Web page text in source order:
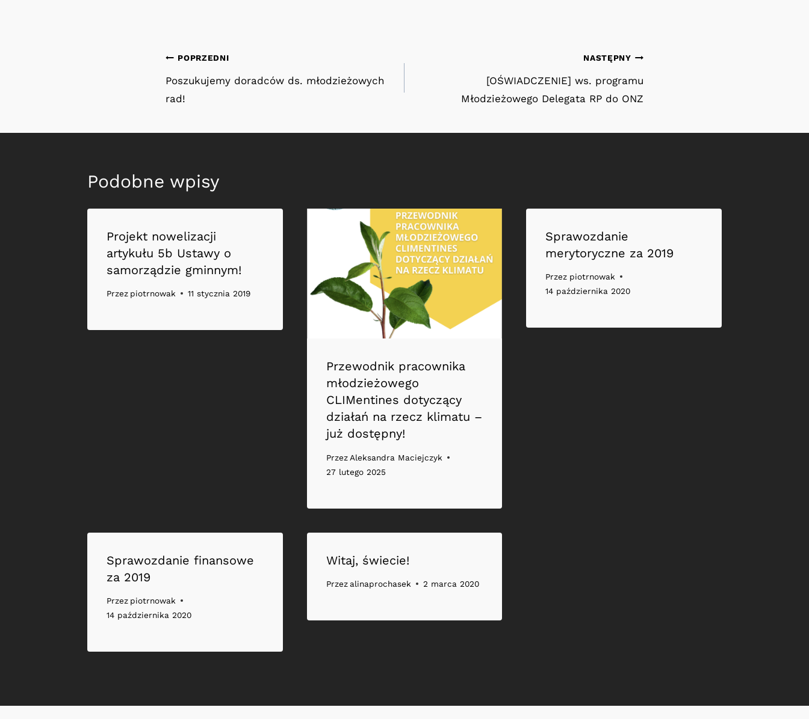
Nawigacja
wpisu
POPRZEDNI
Poszukujemy doradców ds. młodzieżowych
rad!
NASTĘPNY
[OŚWIADCZENIE] ws. programu
Młodzieżowego Delegata RP do ONZ
Podobne wpisy
Projekt nowelizacji
artykułu 5b Ustawy o
samorządzie gminnym!
Przez piotrnowak 11 stycznia 2019
Przewodnik pracownika
młodzieżowego
CLIMentines dotyczący
działań na rzecz klimatu –
już dostępny!
Przez Aleksandra Maciejczyk
27 lutego 2025
Sprawozdanie
merytoryczne za 2019
Przez piotrnowak
14 października 2020
Sprawozdanie finansowe
za 2019
Przez piotrnowak
14 października 2020
Witaj, świecie!
Przez alinaprochasek 2 marca 2020